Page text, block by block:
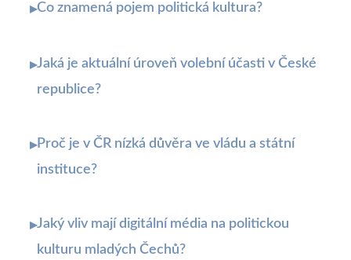
▸Co znamená pojem politická kultura?
▸Jaká je aktuální úroveň volební účasti v České
republice?
▸Proč je v ČR nízká důvěra ve vládu a státní
instituce?
▸Jaký vliv mají digitální média na politickou
kulturu mladých Čechů?